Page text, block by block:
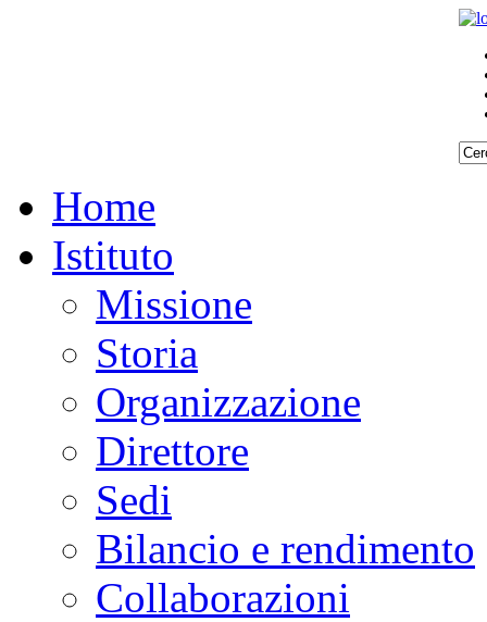
Home
Istituto
Missione
Storia
Organizzazione
Direttore
Sedi
Bilancio e rendimento
Collaborazioni